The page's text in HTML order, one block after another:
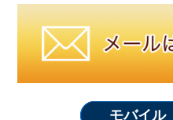
モバイル